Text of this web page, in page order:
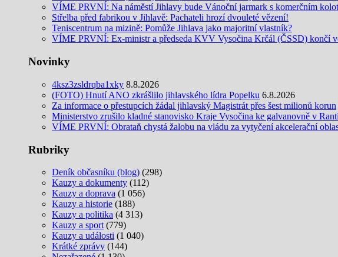
VÍME PRVNÍ: Na náměstí Jihlavy bude Vánoční jarmark s komerčním
Střelba před fabrikou v Jihlavě: Pachateli hrozí dvouleté vězení!
Teniscentrum na mizině: Pomůže Jihlava jako majoritní vlastník?
VÍME PRVNÍ: Ex-ministr a předseda KVV Vysočina Krčál (ČSSD) končí
Novinky
4ksz3zsldrqba1xky 8.8.2026
(FOTO) Hnutí ANO zkrášlilo jihlavského lídra Popelku 6.8.2026
Za informace o přestupcích žádal jihlavský Magistrát přes šest milionů korun
Ministerstvo zrušilo kladné stanovisko Kraje Vysočina ke galvanovně v
VÍME PRVNÍ: Obrataň chystá žalobu na vládu za vytyčení akcelerační
Rubriky
Deník občasníku (blog) (298)
Kauzy a dokumenty (112)
Kauzy a doprava (1 056)
Kauzy a historie (188)
Kauzy a politika (4 313)
Kauzy a sport (779)
Kauzy a události (1 040)
Krátké zprávy (144)